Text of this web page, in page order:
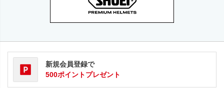
新規会員登録で
500ポイントプレゼント